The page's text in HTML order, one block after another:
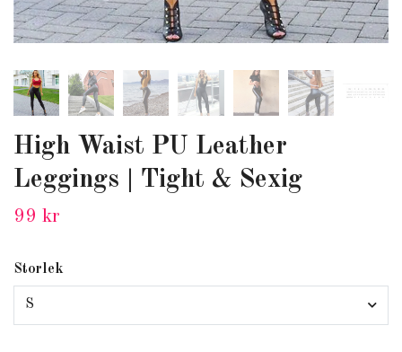
High Waist PU Leather
Leggings | Tight & Sexig
99 kr
Storlek
S